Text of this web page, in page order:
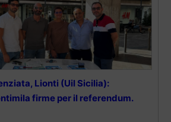
Lionti (Uil Sicilia):
firme per il referendum.